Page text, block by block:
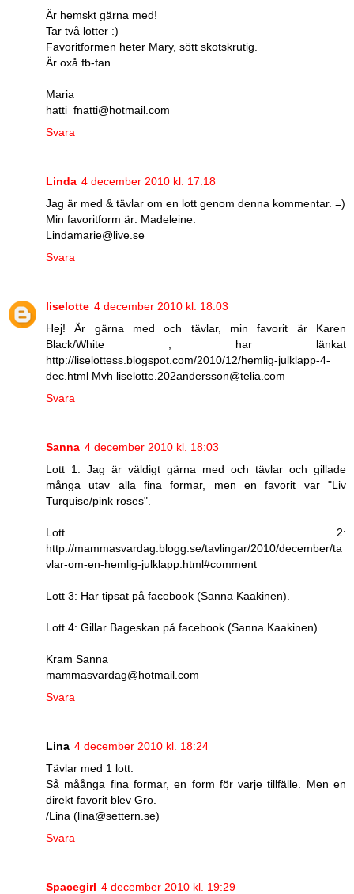
Är hemskt gärna med!
Tar två lotter :)
Favoritformen heter Mary, sött skotskrutig.
Är oxå fb-fan.
Maria
hatti_fnatti@hotmail.com
Svara
Linda 4 december 2010 kl. 17:18
Jag är med & tävlar om en lott genom denna kommentar. =)
Min favoritform är: Madeleine.
Lindamarie@live.se
Svara
liselotte 4 december 2010 kl. 18:03
Hej! Är gärna med och tävlar, min favorit är Karen
Black/White , har länkat
http://liselottess.blogspot.com/2010/12/hemlig-julklapp-4-
dec.html Mvh liselotte.202andersson@telia.com
Svara
Sanna 4 december 2010 kl. 18:03
Lott 1: Jag är väldigt gärna med och tävlar och gillade
många utav alla fina formar, men en favorit var "Liv
Turquise/pink roses".
Lott 2:
http://mammasvardag.blogg.se/tavlingar/2010/december/ta
vlar-om-en-hemlig-julklapp.html#comment
Lott 3: Har tipsat på facebook (Sanna Kaakinen).
Lott 4: Gillar Bageskan på facebook (Sanna Kaakinen).
Kram Sanna
mammasvardag@hotmail.com
Svara
Lina 4 december 2010 kl. 18:24
Tävlar med 1 lott.
Så måånga fina formar, en form för varje tillfälle. Men en
direkt favorit blev Gro.
/Lina (lina@settern.se)
Svara
Spacegirl 4 december 2010 kl. 19:29